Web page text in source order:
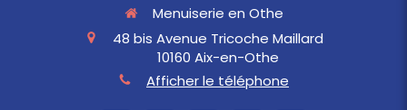
Menuiserie en Othe
48 bis Avenue Tricoche Maillard
10160 Aix-en-Othe
Afficher le téléphone